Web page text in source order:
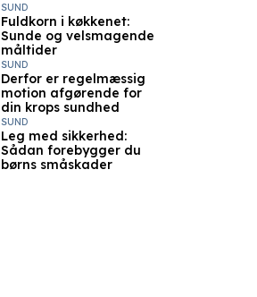
Fuldkorn i køkkenet:
Sunde og velsmagende
måltider
SUND
Derfor er regelmæssig
motion afgørende for
din krops sundhed
SUND
Leg med sikkerhed:
Sådan forebygger du
børns småskader
SUND